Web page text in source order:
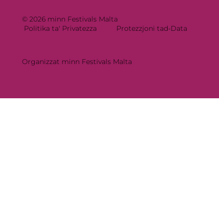
© 2026 minn Festivals Malta
Politika ta' Privatezza
Protezzjoni tad-Data
Organizzat minn Festivals Malta